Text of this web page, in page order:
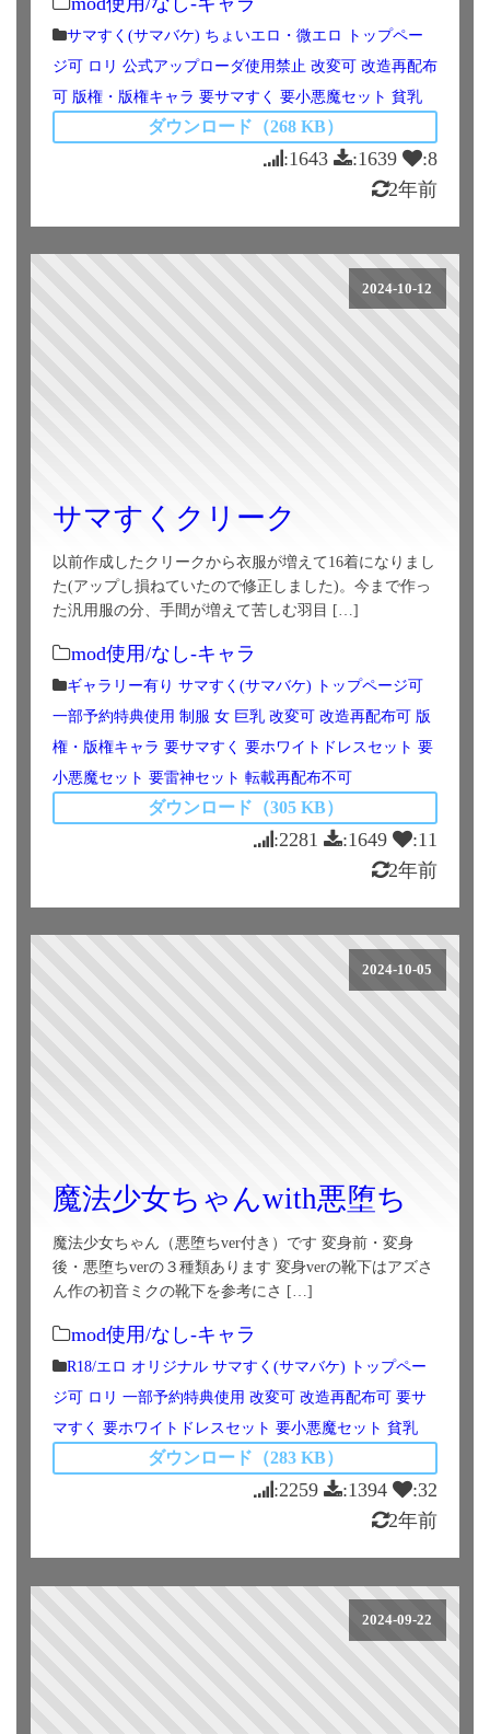
サマすく(サマバケ) ちょいエロ・微エロ
トップペー
ジ可 ロリ 公式アップローダ使用禁止 改変可 改造再配布
可 版権・版権キャラ 要サマすく 要小悪魔セット 貧乳
ダウンロード（268 KB）
:1643 :1639
:8
2年前
2024-10-12
サマすくクリーク
以前作成したクリークから衣服が増えて16着になりまし
た(アップし損ねていたので修正しました)。今まで作っ
た汎用服の分、手間が増えて苦しむ羽目 […]
mod使用/なし-キャラ
ギャラリー有り サマすく(サマバケ)
トップページ可
一部予約特典使用 制服 女 巨乳 改変可 改造再配布可 版
権・版権キャラ 要サマすく 要ホワイトドレスセット 要
小悪魔セット 要雷神セット 転載再配布不可
ダウンロード（305 KB）
:2281 :1649
:11
2年前
2024-10-05
魔法少女ちゃんwith悪堕ち
魔法少女ちゃん（悪堕ちver付き）です 変身前・変身
後・悪堕ちverの３種類あります 変身verの靴下はアズさ
ん作の初音ミクの靴下を参考にさ […]
mod使用/なし-キャラ
R18/エロ オリジナル サマすく(サマバケ)
トップペー
ジ可 ロリ 一部予約特典使用 改変可 改造再配布可 要サ
マすく 要ホワイトドレスセット 要小悪魔セット 貧乳
ダウンロード（283 KB）
:2259 :1394
:32
2年前
2024-09-22